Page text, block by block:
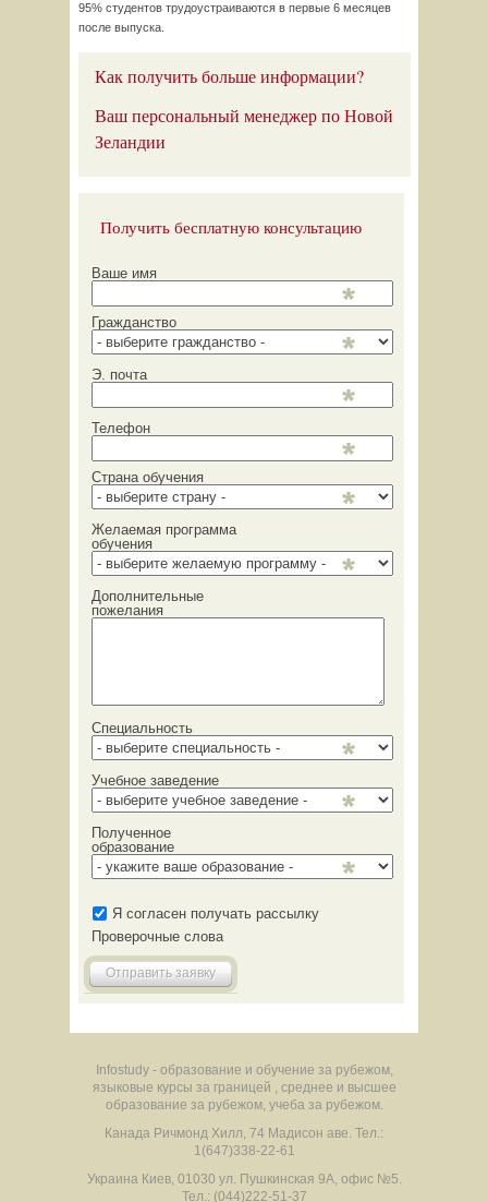
95% студентов трудоустраиваются в первые 6 месяцев
после выпуска.
Как получить больше информации?
Ваш персональный менеджер по Новой
Зеландии
Получить бесплатную консультацию
Ваше имя
Гражданство
Э. почта
Телефон
Страна обучения
Желаемая программа
обучения
Дополнительные
пожелания
Специальность
Учебное заведение
Полученное
образование
Я согласен получать рассылку
Проверочные слова
Отправить заявку
Infostudy - образование и обучение за рубежом,
языковые курсы за границей , среднее и высшее
образование за рубежом, учеба за рубежом.
Канада Ричмонд Хилл, 74 Мадисон аве. Тел.:
1(647)338-22-61
Украина Киев, 01030 ул. Пушкинская 9А, офис №5.
Тел.: (044)222-51-37